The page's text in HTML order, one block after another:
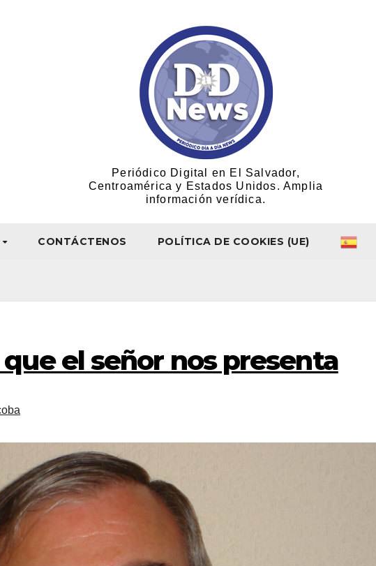
Periódico Digital en El Salvador,
Centroamérica y Estados Unidos. Amplia
información verídica.
CONTÁCTENOS POLÍTICA DE COOKIES (UE)
el señor nos presenta